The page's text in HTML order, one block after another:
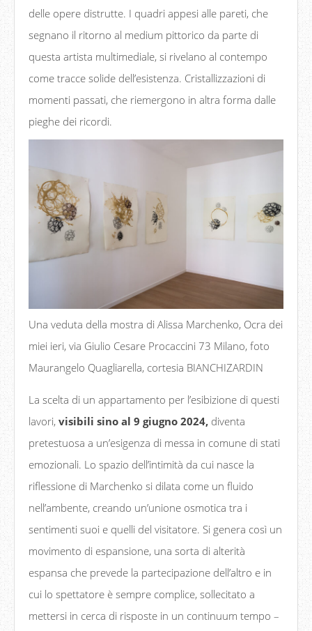
delle opere distrutte. I quadri appesi alle pareti, che
segnano il ritorno al medium pittorico da parte di
questa artista multimediale, si rivelano al contempo
come tracce solide dell’esistenza. Cristallizzazioni di
momenti passati, che riemergono in altra forma dalle
pieghe dei ricordi.
Una veduta della mostra di Alissa Marchenko, Ocra dei
miei ieri, via Giulio Cesare Procaccini 73 Milano, foto
Maurangelo Quagliarella, cortesia BIANCHIZARDIN
La scelta di un appartamento per l’esibizione di questi
lavori, visibili sino al 9 giugno 2024, diventa
pretestuosa a un’esigenza di messa in comune di stati
emozionali. Lo spazio dell’intimità da cui nasce la
riflessione di Marchenko si dilata come un fluido
nell’ambente, creando un’unione osmotica tra i
sentimenti suoi e quelli del visitatore. Si genera così un
movimento di espansione, una sorta di alterità
espansa che prevede la partecipazione dell’altro e in
cui lo spettatore è sempre complice, sollecitato a
mettersi in cerca di risposte in un continuum tempo –